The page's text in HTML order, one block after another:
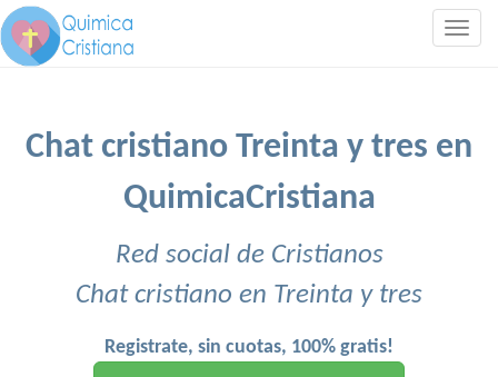
Chat cristiano Treinta y tres en
QuimicaCristiana
Red social de Cristianos
Chat cristiano en Treinta y tres
Registrate, sin cuotas, 100% gratis!